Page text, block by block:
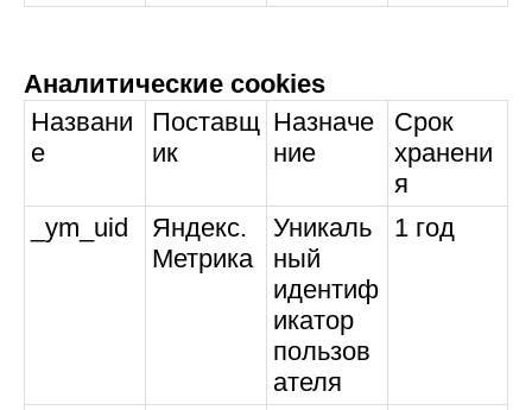
Аналитические cookies
Названи
е
Поставщ
ик
Назначе
ние
Срок
хранени
я
_ym_uid
Яндекс.
Метрика
Уникаль
ный
идентиф
икатор
пользов
ателя
1 год